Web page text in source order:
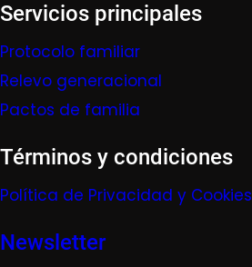
Servicios principales
Protocolo familiar
Relevo generacional
Pactos de familia
Términos y condiciones
Política de Privacidad y Cookies
Newsletter